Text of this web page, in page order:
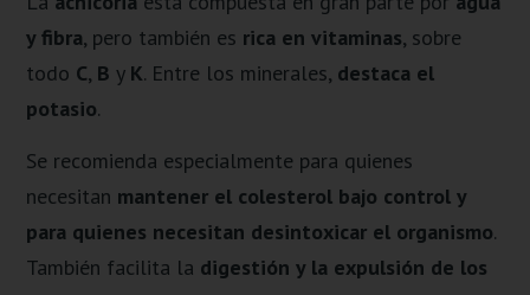
y fibra, pero también es rica en vitaminas, sobre
todo C, B y K. Entre los minerales, destaca el
potasio.
Se recomienda especialmente para quienes
necesitan mantener el colesterol bajo control y
para quienes necesitan desintoxicar el organismo.
También facilita la digestión y la expulsión de los